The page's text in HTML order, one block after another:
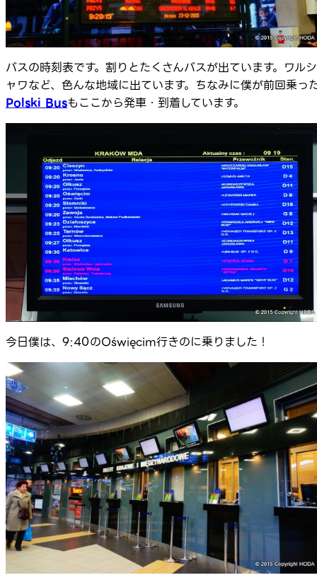
バスの時刻表です。割りとたくさんバスが出ています。ワルシ
ャワなど、色んな地域に出ています。ちなみに僕が前回乗っ
Polski Busもここから発車・到着しています。
今日僕は、9:40のOświęcim行きのに乗りました！